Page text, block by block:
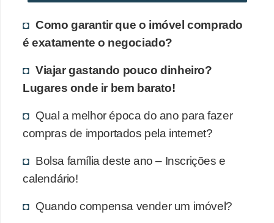
Como garantir que o imóvel comprado
é exatamente o negociado?
Viajar gastando pouco dinheiro?
Lugares onde ir bem barato!
Qual a melhor época do ano para fazer
compras de importados pela internet?
Bolsa família deste ano – Inscrições e
calendário!
Quando compensa vender um imóvel?